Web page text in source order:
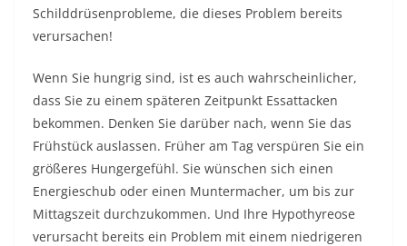
Schilddrüsenprobleme, die dieses Problem bereits
verursachen!
Wenn Sie hungrig sind, ist es auch wahrscheinlicher,
dass Sie zu einem späteren Zeitpunkt Essattacken
bekommen. Denken Sie darüber nach, wenn Sie das
Frühstück auslassen. Früher am Tag verspüren Sie ein
größeres Hungergefühl. Sie wünschen sich einen
Energieschub oder einen Muntermacher, um bis zur
Mittagszeit durchzukommen. Und Ihre Hypothyreose
verursacht bereits ein Problem mit einem niedrigeren